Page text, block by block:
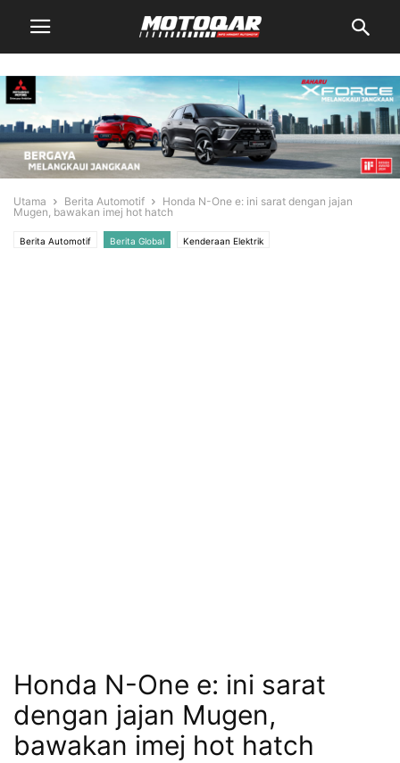
Utama Berita Automotif
Honda N-One e: ini sarat dengan jajan
Mugen, bawakan imej hot hatch
Berita Automotif Berita Global Kenderaan Elektrik
Honda N-One e: ini sarat
dengan jajan Mugen,
bawakan imej hot hatch